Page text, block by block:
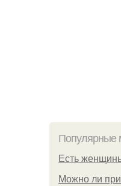
Популярные
Есть
Можно ли